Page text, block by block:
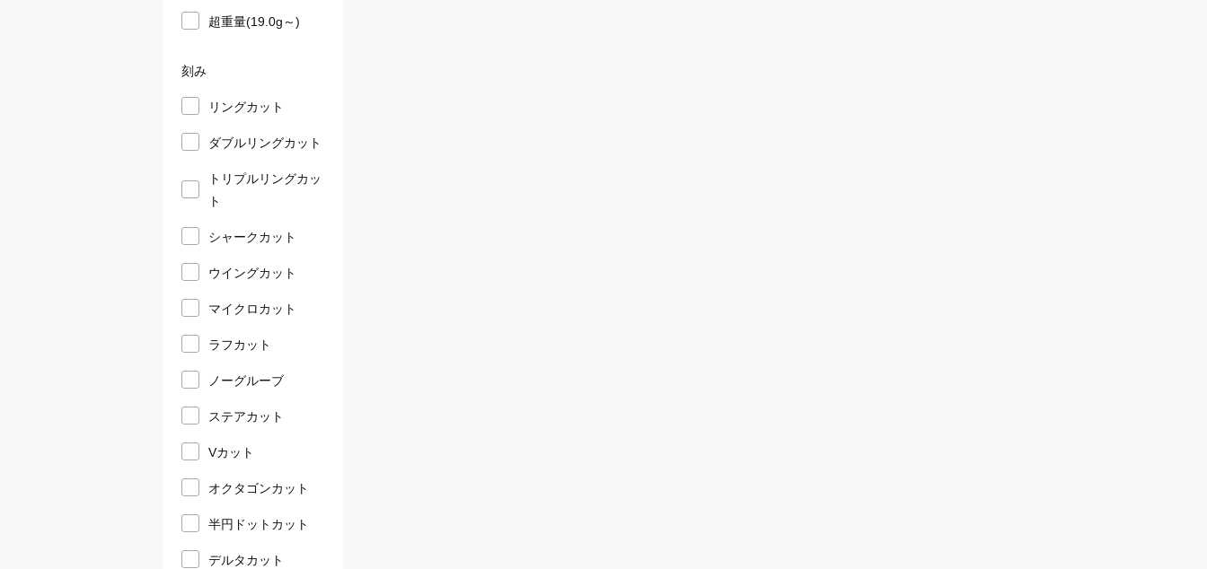
超重量(19.0g～)
刻み
リングカット
ダブルリングカット
トリプルリングカッ
ト
シャークカット
ウイングカット
マイクロカット
ラフカット
ノーグルーブ
ステアカット
Vカット
オクタゴンカット
半円ドットカット
デルタカット